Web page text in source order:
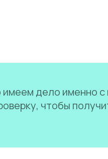
дело именно с
чтобы